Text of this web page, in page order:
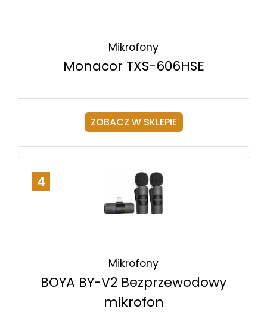
Mikrofony
Monacor TXS-606HSE
ZOBACZ W SKLEPIE
4
Mikrofony
BOYA BY-V2 Bezprzewodowy
mikrofon